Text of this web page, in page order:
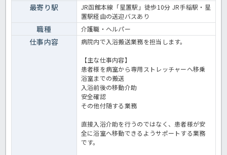
最寄り駅
JR函館本線「星置駅」徒歩10分 JR手稲駅・星
置駅経由の送迎バスあり
職種 介護職・ヘルパー
仕事内容 病院内で入浴搬送業務を担当します。
【主な仕事内容】
患者様を病室から専用ストレッチャーへ移乗
浴室までの搬送
入浴前後の移動介助
安全確認
その他付随する業務
直接入浴介助を行うのではなく、患者様が安
全に浴室へ移動できるようサポートする業務
です。